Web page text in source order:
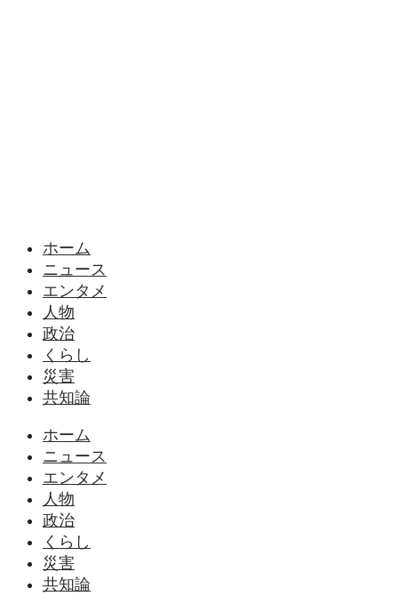
ホーム
ニュース
エンタメ
人物
政治
くらし
災害
共知論
ホーム
ニュース
エンタメ
人物
政治
くらし
災害
共知論